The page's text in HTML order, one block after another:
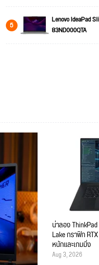
5
Lenovo IdeaPad
83ND000QTA
น่าลอง
Lake กราฟิก
หนักและเกมมิ่ง
Aug 3, 2026